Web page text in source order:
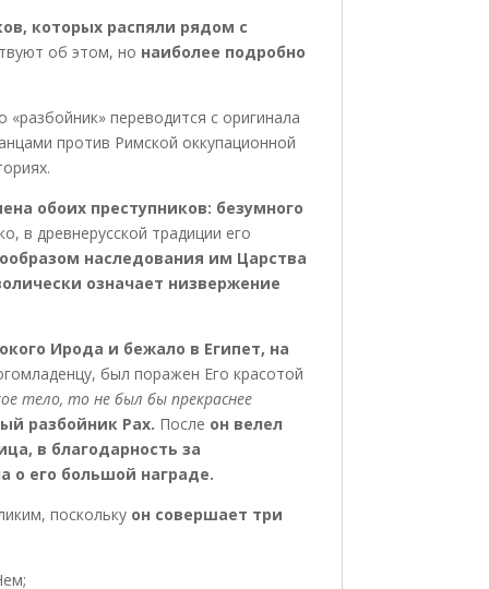
которых распяли рядом с
об этом, но наиболее подробно
переводится с оригинала
против Римской оккупационной
обоих преступников: безумного
в древнерусской традиции его
наследования им Царства
означает низвержение
Ирода и бежало в Египет, на
был поражен Его красотой
тело, то не был бы прекраснее
разбойник Рах. После он велел
в благодарность за
о его большой награде.
поскольку он совершает три